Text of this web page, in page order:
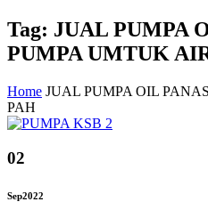
Tag: JUAL PUMPA
PUMPA UMTUK
Home JUAL PUMPA OIL
PAH
02
Sep2022